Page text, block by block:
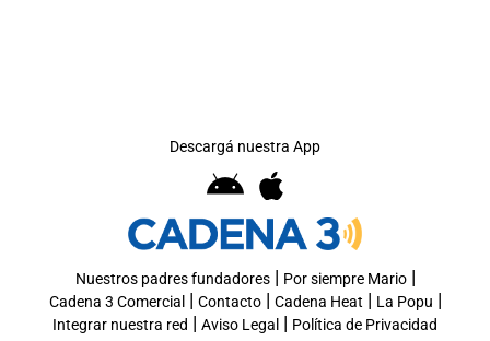
Descargá nuestra App
Nuestros padres fundadores| Por siempre Mario|
Cadena 3 Comercial | Contacto| Cadena Heat | La Popu |
Integrar nuestra red | Aviso Legal | Política de Privacidad